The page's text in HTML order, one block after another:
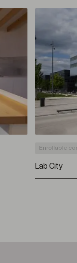
Enrollable
Lab City